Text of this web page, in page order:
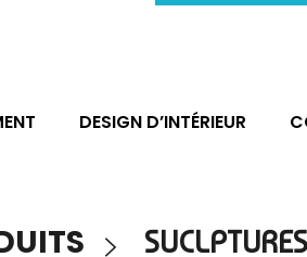
DESIGN D’INTÉRIEUR
SUCLPTURES